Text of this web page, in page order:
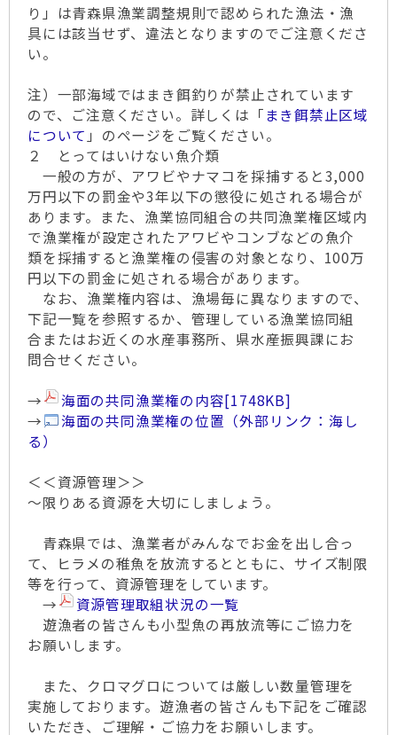
り」は青森県漁業調整規則で認められた漁法・漁
具には該当せず、違法となりますのでご注意くださ
い。
注）一部海域ではまき餌釣りが禁止されています
ので、ご注意ください。詳しくは「まき餌禁止区域
について 」のページをご覧ください。
２ とってはいけない魚介類
一般の方が、アワビやナマコを採捕すると3,000
万円以下の罰金や3年以下の懲役に処される場合が
あります。また、漁業協同組合の共同漁業権区域内
で漁業権が設定されたアワビやコンブなどの魚介
類を採捕すると漁業権の侵害の対象となり、100万
円以下の罰金に処される場合があります。
なお、漁業権内容は、漁場毎に異なりますので、
下記一覧を参照するか、管理している漁業協同組
合またはお近くの水産事務所、県水産振興課にお
問合せください。
→
海面の共同漁業権の内容[1748KB]
→
海面の共同漁業権の位置（外部リンク：海し
る）
＜＜資源管理＞＞
～限りある資源を大切にしましょう。
青森県では、漁業者がみんなでお金を出し合っ
て、ヒラメの稚魚を放流するとともに、サイズ制限
等を行って、資源管理をしています。
→
資源管理取組状況の一覧
遊漁者の皆さんも小型魚の再放流等にご協力を
お願いします。
また、クロマグロについては厳しい数量管理を
実施しております。遊漁者の皆さんも下記をご確認
いただき、ご理解・ご協力をお願いします。